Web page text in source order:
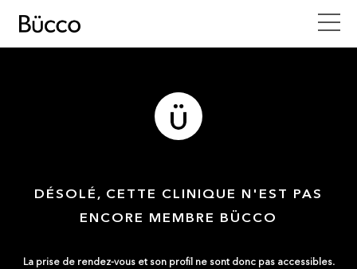
DÉSOLÉ, CETTE CLINIQUE N'EST PAS
ENCORE MEMBRE BÜCCO
La prise de rendez-vous et son profil ne sont donc pas accessibles.